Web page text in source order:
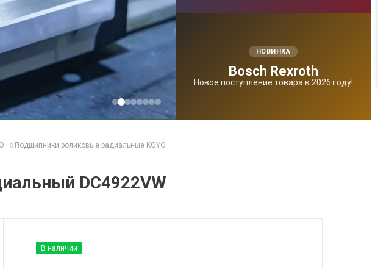
НОВИНКА
Bosсh Rexroth
Новое поступление товара в 2026 году!
Подшипники роликовые радиальные KOYO
DC4922VW
В наличии